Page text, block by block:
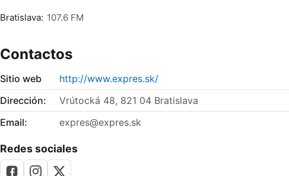
Bratislava: 107.6 FM
Contactos
Sitio web
http://www.expres.sk/
Dirección:
Vrútocká 48, 821 04 Bratislava
Email:
expres@expres.sk
Redes sociales